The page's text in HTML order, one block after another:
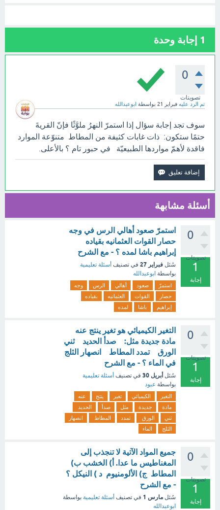
1 إجابة وحدة
0
تصويتات
تم الرد عليه فبراير 21 بواسطة ابوعبدالله
سوف تجد إجابة سؤال إذا استمرّ النهرُ ملوَّثًا فإنّ القريةَ
حتمًا ستكون: ذات غابات كثيفة من المطاط متنوّعة الموارد
فاقدة لأهمّ مواردها الطبيعيّة في حبور تام ؟ بالأعلى.
أسئلة مشابهة
0
تصويتات
1
إجابة
استمرّ صعود أهالي الرس في وجه
حصار القوات العثمانيه بقياده
إبراهيم باشا لمده ؟ - مع الشرح
سُئل فبراير 27 في تصنيف أسئلة تعليمية
بواسطة ابوعبدالله
استمرّ صعود أهالي الرس
وجه
حصار
القوات العثمانيه
بقياده
إبراهيم
باشا لمده
0
تصويتات
1
إجابة
التغير الكيميائي هو تغير ينتج عنه
مادة جديدة مثل: صدأ الحديد ثني
الورق تمدد المطاط انصهار الثلج
في الماء ؟ - مع الشرح
سُئل أبريل 30 في تصنيف أسئلة تعليمية
بواسطة عبود
التغير الكيميائي تغير ينتج
عنه
مادة
جديدة مثل صدأ
الحديد
ثني
الورق تمدد المطاط
انصهار
الثلج
الماء
0
تصويتات
1
إجابة
جميع المواد الآتية لا تنجذب إلى
المغناطيس ما عدا. أ) الخشب ب)
المطاط ج) الألومنيوم د ) النيكل ؟
- مع الشرح
سُئل مارس 1 في تصنيف أسئلة تعليمية بواسطة
ابوعبدالله